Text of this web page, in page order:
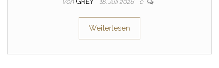
18. Juli 2026 0
Weiterlesen